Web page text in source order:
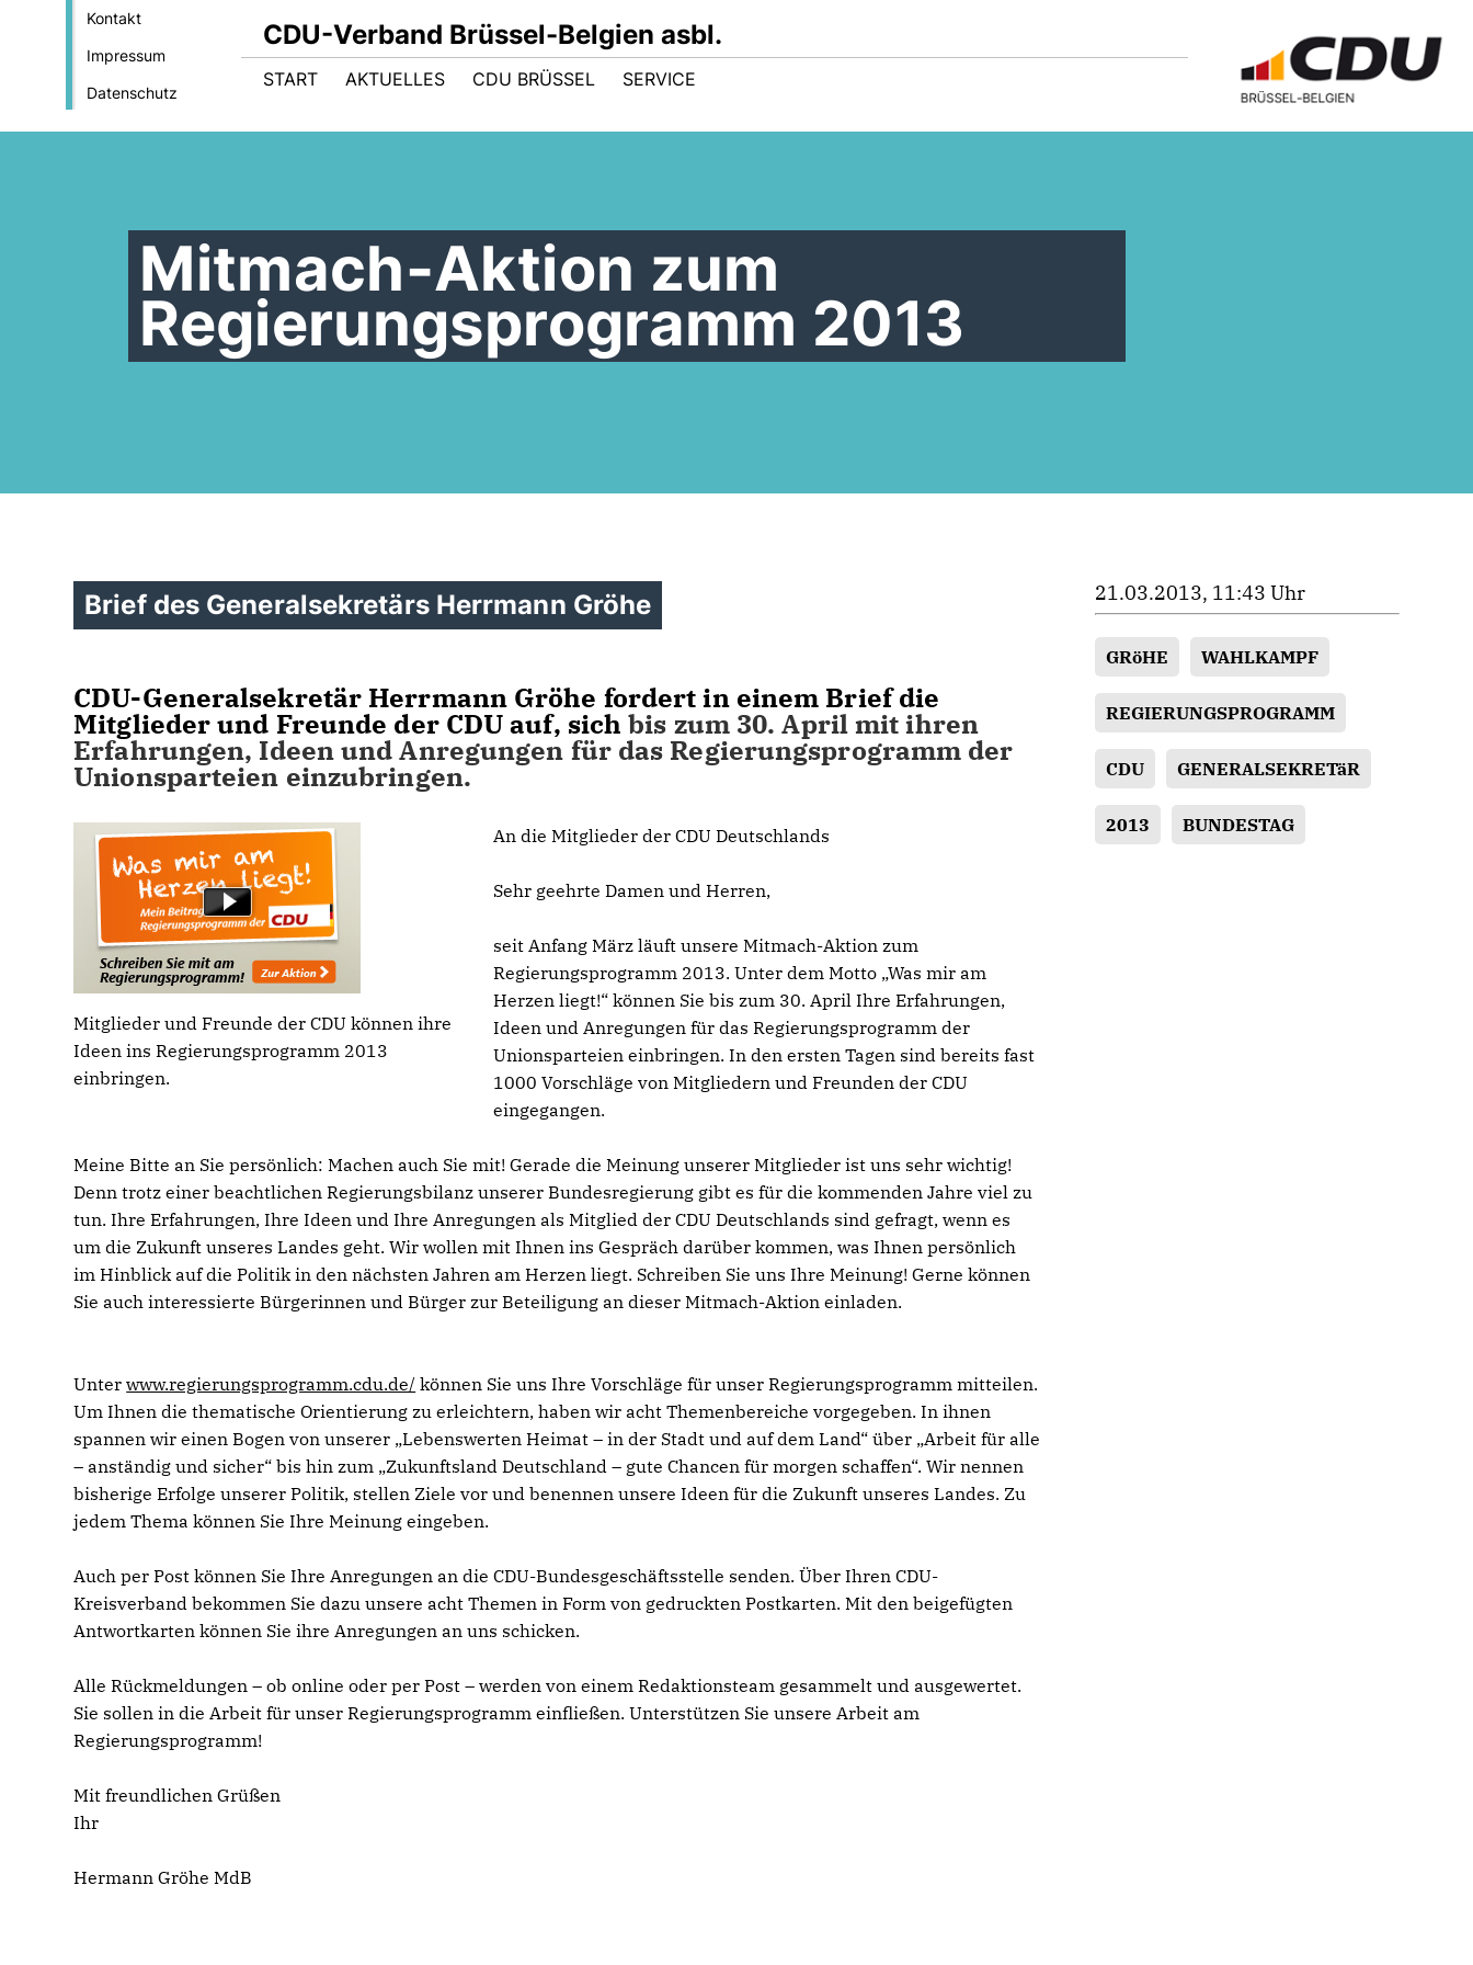
Kontakt
Impressum
Datenschutz
CDU-Verband Brüssel-Belgien asbl.
START AKTUELLES CDU BRÜSSEL SERVICE
Mitmach-Aktion zum
Regierungsprogramm 2013
Brief des Generalsekretärs Herrmann Gröhe
CDU-Generalsekretär Herrmann Gröhe fordert in einem Brief die
Mitglieder und Freunde der CDU auf, sichbis zum 30. April mit ihren
Erfahrungen, Ideen und Anregungen für das Regierungsprogramm der
Unionsparteien einzubringen.
Mitglieder und Freunde der CDU können ihre
Ideen ins Regierungsprogramm 2013
einbringen.
An die Mitglieder der CDU Deutschlands
Sehr geehrte Damen und Herren,
seit Anfang März läuft unsere Mitmach-Aktion zum
Regierungsprogramm 2013. Unter dem Motto „Was mir am
Herzen liegt!“ können Sie bis zum 30. April Ihre Erfahrungen,
Ideen und Anregungen für das Regierungsprogramm der
Unionsparteien einbringen. In den ersten Tagen sind bereits fast
1000 Vorschläge von Mitgliedern und Freunden der CDU
eingegangen.
Meine Bitte an Sie persönlich: Machen auch Sie mit! Gerade die Meinung unserer Mitglieder ist uns sehr wichtig!
Denn trotz einer beachtlichen Regierungsbilanz unserer Bundesregierung gibt es für die kommenden Jahre viel zu
tun. Ihre Erfahrungen, Ihre Ideen und Ihre Anregungen als Mitglied der CDU Deutschlands sind gefragt, wenn es
um die Zukunft unseres Landes geht. Wir wollen mit Ihnen ins Gespräch darüber kommen, was Ihnen persönlich
im Hinblick auf die Politik in den nächsten Jahren am Herzen liegt. Schreiben Sie uns Ihre Meinung! Gerne können
Sie auch interessierte Bürgerinnen und Bürger zur Beteiligung an dieser Mitmach-Aktion einladen.
Unterwww.regierungsprogramm.cdu.de/ können Sie uns Ihre Vorschläge für unser Regierungsprogramm mitteilen.
Um Ihnen die thematische Orientierung zu erleichtern, haben wir acht Themenbereiche vorgegeben. In ihnen
spannen wir einen Bogen von unserer „Lebenswerten Heimat – in der Stadt und auf dem Land“ über „Arbeit für alle
– anständig und sicher“ bis hin zum „Zukunftsland Deutschland – gute Chancen für morgen schaffen“. Wir nennen
bisherige Erfolge unserer Politik, stellen Ziele vor und benennen unsere Ideen für die Zukunft unseres Landes. Zu
jedem Thema können Sie Ihre Meinung eingeben.
Auch per Post können Sie Ihre Anregungen an die CDU-Bundesgeschäftsstelle senden. Über Ihren CDU-
Kreisverband bekommen Sie dazu unsere acht Themen in Form von gedruckten Postkarten. Mit den beigefügten
Antwortkarten können Sie ihre Anregungen an uns schicken.
Alle Rückmeldungen – ob online oder per Post – werden von einem Redaktionsteam gesammelt und ausgewertet.
Sie sollen in die Arbeit für unser Regierungsprogramm einfließen. Unterstützen Sie unsere Arbeit am
Regierungsprogramm!
Mit freundlichen Grüßen
Ihr
Hermann Gröhe MdB
21.03.2013, 11:43 Uhr
GRöHE WAHLKAMPF
REGIERUNGSPROGRAMM
CDU GENERALSEKRETäR
2013 BUNDESTAG